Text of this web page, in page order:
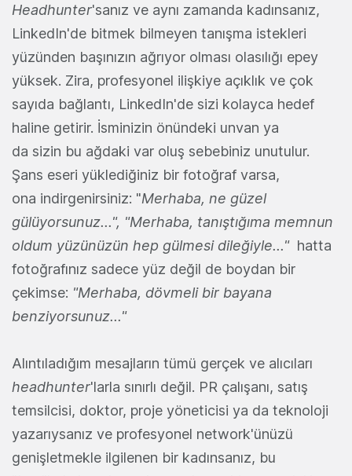
Headhunter'sanız ve aynı zamanda kadınsanız,
LinkedIn'de bitmek bilmeyen tanışma istekleri
yüzünden başınızın ağrıyor olması olasılığı epey
yüksek. Zira, profesyonel ilişkiye açıklık ve çok
sayıda bağlantı, LinkedIn'de sizi kolayca hedef
haline getirir. İsminizin önündeki unvan ya
da sizin bu ağdaki var oluş sebebiniz unutulur.
Şans eseri yüklediğiniz bir fotoğraf varsa,
ona indirgenirsiniz: "Merhaba, ne güzel
gülüyorsunuz...", "Merhaba, tanıştığıma memnun
oldum yüzünüzün hep gülmesi dileğiyle..." hatta
fotoğrafınız sadece yüz değil de boydan bir
çekimse: "Merhaba, dövmeli bir bayana
benziyorsunuz..."
Alıntıladığım mesajların tümü gerçek ve alıcıları
headhunter'larla sınırlı değil. PR çalışanı, satış
temsilcisi, doktor, proje yöneticisi ya da teknoloji
yazarıysanız ve profesyonel network'ünüzü
genişletmekle ilgilenen bir kadınsanız, bu